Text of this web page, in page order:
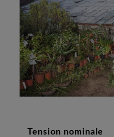
Tension nominale